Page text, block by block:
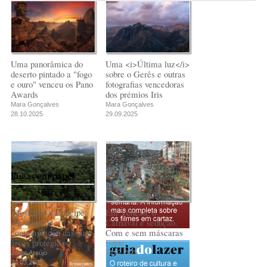
Uma panorâmica do
deserto pintado a "fogo
e ouro" venceu os Pano
Awards
Mara Gonçalves
28.10.2025
Uma <i>Última luz</i>
sobre o Gerês e outras
fotografias vencedoras
dos prémios Iris
Mara Gonçalves
29.09.2025
São Tomé e Príncipe:
um olhar de
contemplação das suas
áreas protegidas
Jorge Araújo
24.03.2025
Em Veneza, o
Carnaval é sedução.
Com e sem máscaras
Fugas
18.02.2025
comunismo-
capitalismo
Rui Barbosa Batista
comunismo-
capitalismo
Rui Barbosa Batista
Rui Barbosa Batista
Fugas em papel